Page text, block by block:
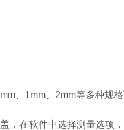
、1mm、2mm等多种规
，在软件中选择测量选项